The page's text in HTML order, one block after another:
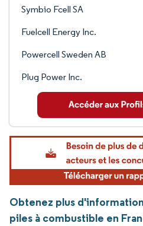
Symbio Fcell SA
Fuelcell Energy Inc.
Powercell Sweden AB
Plug Power Inc.
Obtenez plus
piles à combustible en